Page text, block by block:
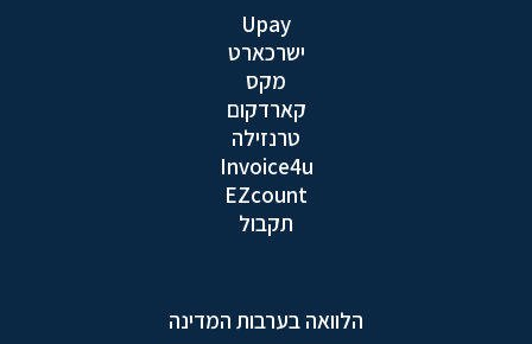
Upay
ישרכארט
מקס
קארדקום
טרנזילה
Invoice4u
EZcount
תקבול
הלוואה בערבות המדינה